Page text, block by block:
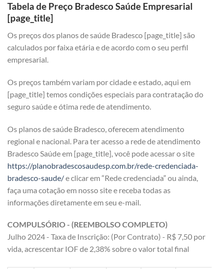
Tabela de Preço Bradesco Saúde Empresarial
[page_title]
Os preços dos planos de saúde Bradesco [page_title] são
calculados por faixa etária e de acordo com o seu perfil
empresarial.
Os preços também variam por cidade e estado, aqui em
[page_title] temos condições especiais para contratação do
seguro saúde e ótima rede de atendimento.
Os planos de saúde Bradesco, oferecem atendimento
regional e nacional. Para ter acesso a rede de atendimento
Bradesco Saúde em [page_title], você pode acessar o site
https://planobradescosaudesp.com.br/rede-credenciada-
bradesco-saude/e clicar em “Rede credenciada” ou ainda,
faça uma cotação em nosso site e receba todas as
informações diretamente em seu e-mail.
COMPULSÓRIO - (REEMBOLSO COMPLETO)
Julho 2024 - Taxa de Inscrição: (Por Contrato) - R$ 7,50 por
vida, acrescentar IOF de 2,38% sobre o valor total final